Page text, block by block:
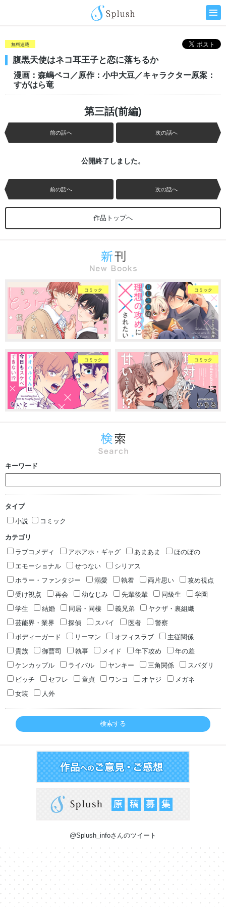
無料連載
腹黒天使はネコ耳王子と恋に落ちるか
漫画：森嶋ペコ／原作：小中大豆／キャラクター原案：
すがはら竜
第三話(前編)
前の話へ 次の話へ
公開終了しました。
前の話へ 次の話へ
作品トップへ
コミック コミック
コミック コミック
キーワード
タイプ
小説
コミック
カテゴリ
ラブコメディ
アホアホ・ギャグ あまあま
ほのぼの
エモーショナル
せつない
シリアス
ホラー・ファンタジー
溺愛 執着 両片思い
攻め視点
受け視点
再会 幼なじみ 先輩後輩 同級生
学園
学生
結婚 同居・同棲 義兄弟
ヤクザ・裏組織
芸能界・業界
探偵 スパイ 医者
警察
ボディーガード
リーマン オフィスラブ
主従関係
貴族
御曹司 執事 メイド 年下攻め
年の差
ケンカップル
ライバル ヤンキー 三角関係
スパダリ
ビッチ
セフレ 童貞 ワンコ オヤジ
メガネ
女装
人外
検索する
@Splush_infoさんのツイート